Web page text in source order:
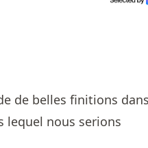
de belles finitions dans
lequel nous serions